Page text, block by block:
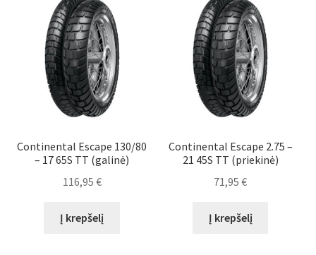
Continental Escape 130/80
– 17 65S TT (galinė)
116,95 €
Į krepšelį
Continental Escape 2.75 –
21 45S TT (priekinė)
71,95€
Į krepšelį